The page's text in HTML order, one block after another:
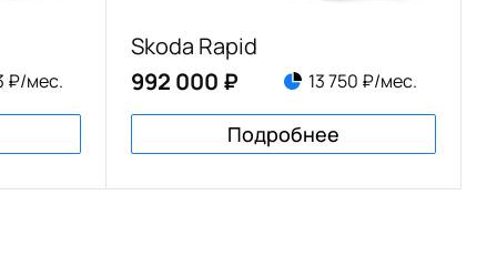
₽/мес.
Skoda Rapid
992 000 ₽
13 750 ₽/мес.
Подробнее